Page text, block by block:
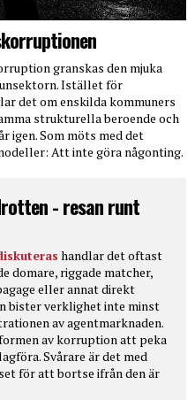
granskas den mjuka
Istället för
det om enskilda kommuners
strukturella beroende och
igen. Som möts med det
Att inte göra någonting.
- resan runt
handlar det oftast
domare, riggade matcher,
eller annat direkt
bister verklighet inte minst
av agentmarknaden.
av korruption att peka
Svårare är det med
för att bortse ifrån den är